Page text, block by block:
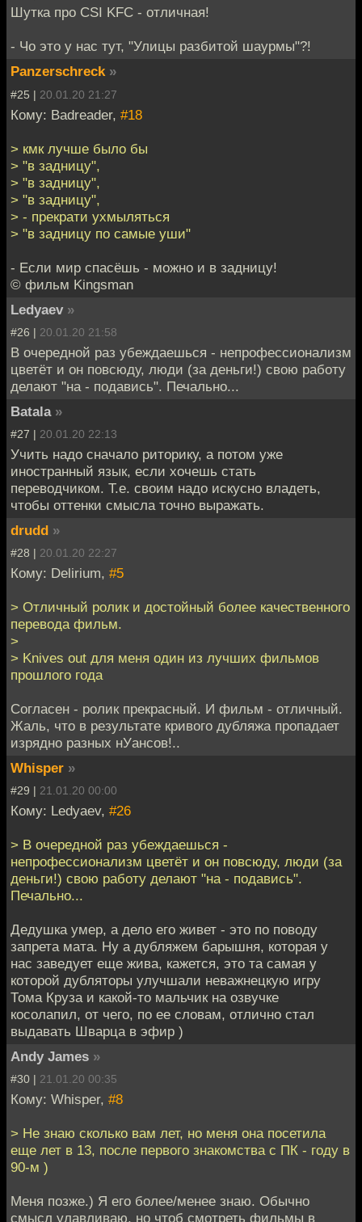
Шутка про CSI KFC - отличная!
- Чо это у нас тут, "Улицы разбитой шаурмы"?!
Panzerschreck »
#25 | 20.01.20 21:27
Кому: Badreader, #18
> кмк лучше было бы
> "в задницу",
> "в задницу",
> "в задницу",
> - прекрати ухмыляться
> "в задницу по самые уши"
- Если мир спасёшь - можно и в задницу!
© фильм Kingsman
Ledyaev »
#26 | 20.01.20 21:58
В очередной раз убеждаешься - непрофессионализм
цветёт и он повсюду, люди (за деньги!) свою работу
делают "на - подавись". Печально...
Batala »
#27 | 20.01.20 22:13
Учить надо сначало риторику, а потом уже
иностранный язык, если хочешь стать
переводчиком. Т.е. своим надо искусно владеть,
чтобы оттенки смысла точно выражать.
drudd »
#28 | 20.01.20 22:27
Кому: Delirium, #5
> Отличный ролик и достойный более качественного
перевода фильм.
>
> Knives out для меня один из лучших фильмов
прошлого года
Согласен - ролик прекрасный. И фильм - отличный.
Жаль, что в результате кривого дубляжа пропадает
изрядно разных нУансов!..
Whisper »
#29 | 21.01.20 00:00
Кому: Ledyaev, #26
> В очередной раз убеждаешься -
непрофессионализм цветёт и он повсюду, люди (за
деньги!) свою работу делают "на - подавись".
Печально...
Дедушка умер, а дело его живет - это по поводу
запрета мата. Ну а дубляжем барышня, которая у
нас заведует еще жива, кажется, это та самая у
которой дубляторы улучшали неважнецкую игру
Тома Круза и какой-то мальчик на озвучке
косолапил, от чего, по ее словам, отлично стал
выдавать Шварца в эфир )
Andy James »
#30 | 21.01.20 00:35
Кому: Whisper, #8
> Не знаю сколько вам лет, но меня она посетила
еще лет в 13, после первого знакомства с ПК - году в
90-м )
Меня позже.) Я его более/менее знаю. Обычно
смысл улавливаю, но чтоб смотреть фильмы в